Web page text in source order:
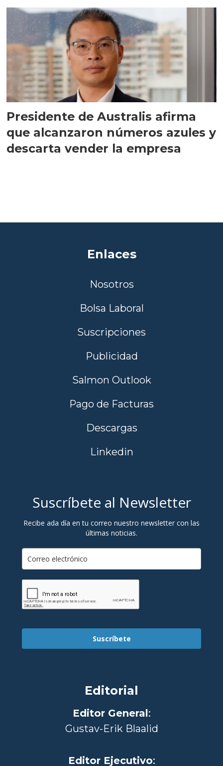
Presidente de Australis afirma
que alcanzaron números azules y
descarta vender la empresa
Enlaces
Nosotros
Bolsa Laboral
Suscripciones
Publicidad
Salmon Outlook
Pago de Facturas
Descargas
Linkedin
Suscríbete al Newsletter
Recibe ada día en tu correo nuestro newsletter con las
últimas noticias.
Suscríbete
Editorial
Editor General:
Gustav-Erik Blaalid
Editor Ejecutivo: